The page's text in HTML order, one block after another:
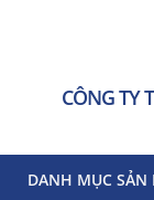
CÔNG TY
DANH MỤC SẢN